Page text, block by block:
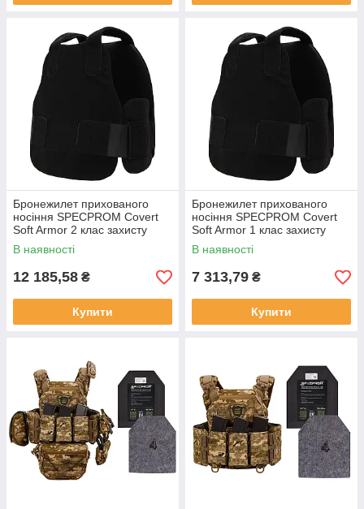
Бронежилет прихованого
носіння SPECPROM Covert
Soft Armor 2 клас захисту
В наявності
12 185,58 ₴
Купити
Бронежилет прихованого
носіння SPECPROM Covert
Soft Armor 1 клас захисту
В наявності
7 313,79 ₴
Купити